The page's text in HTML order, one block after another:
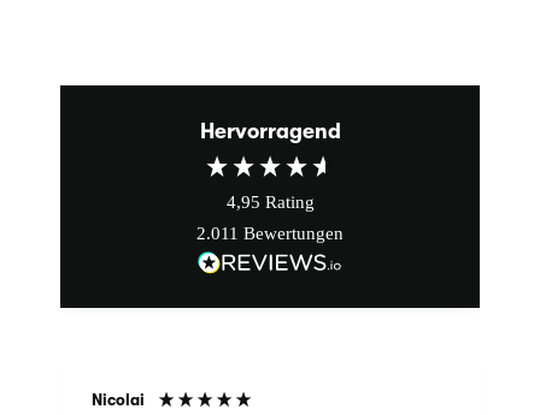
Hervorragend
4,95 Rating
2.011 Bewertungen
Nicolai